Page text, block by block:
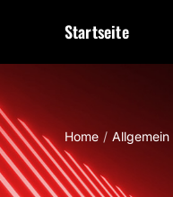
Startseite
Home Allgemein